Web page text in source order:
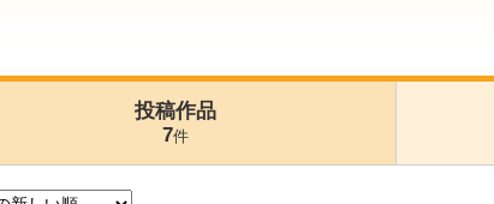
投稿作品
7件